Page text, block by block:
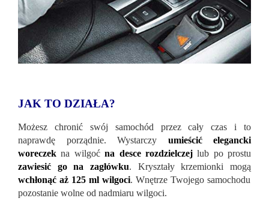
JAK TO DZIAŁA?
Możesz chronić swój samochód przez cały czas i to
naprawdę porządnie. Wystarczy umieścić elegancki
woreczekna wilgoćna desce rozdzielczejlub po prostu
zawiesić go na zagłówku. Kryształy krzemionki mogą
wchłonąć aż 125 ml wilgoci. Wnętrze Twojego samochodu
pozostanie wolne od nadmiaru wilgoci.